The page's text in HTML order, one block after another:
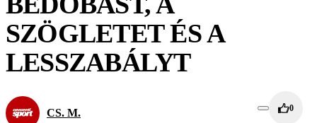
SZÖGLETET ÉS A
LESSZABÁLYT
CS. M. 0